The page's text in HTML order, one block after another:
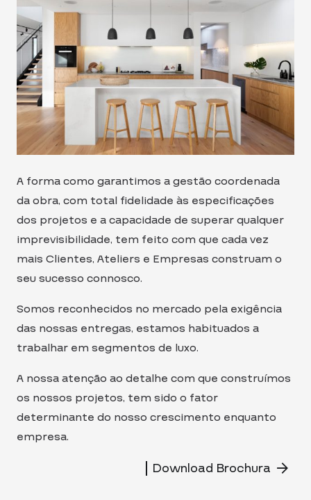
A forma como garantimos a gestão coordenada
da obra, com total fidelidade às especificações
dos projetos e a capacidade de superar qualquer
imprevisibilidade, tem feito com que cada vez
mais Clientes, Ateliers e Empresas construam o
seu sucesso connosco.
Somos reconhecidos no mercado pela exigência
das nossas entregas, estamos habituados a
trabalhar em segmentos de luxo.
A nossa atenção ao detalhe com que construímos
os nossos projetos, tem sido o fator
determinante do nosso crescimento enquanto
empresa.
Download Brochura